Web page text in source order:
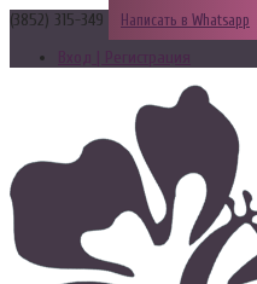
(3852) 315-349 Написать в Whatsapp
Вход | Регистрация